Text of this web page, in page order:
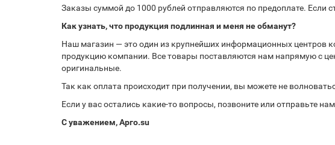
Заказы суммой до 1000 рублей отправляются по предоплате. Если
Как узнать, что продукция подлинная и меня не обманут?
Наш магазин — это один из крупнейших информационных центров
продукцию компании. Все товары поставляются нам напрямую с
оригинальные.
Так как оплата происходит при получении, вы можете не
Если у вас остались какие-то вопросы, позвоните или отправьте
С уважением, Арго.su